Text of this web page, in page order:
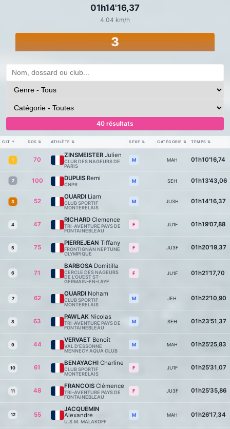
01h14'16,37
4.04 km/h
3
40 résultats
CLT ↑ DOS ⇅ ATHLÈTE ⇅ SEXE ⇅ CATÉGORIE ⇅ TEMPS ⇅
1 70
ZINSMEISTER Julien
CLUB DES NAGEURS DE
PARIS
M MAH 01h10'16,74
2 100 DUPUIS Remi
CNPR
M SEH 01h13'43,06
3 52
OUARDI Liam
CLUB SPORTIF
MONTERELAIS
M JU3H 01h14'16,37
4 47
RICHARD Clemence
TRI-AVENTURE PAYS DE
FONTAINEBLEAU
F JU1F 01h19'07,88
5 75
PIERREJEAN Tiffany
FRONTIGNAN NEPTUNE
OLYMPIQUE
F JU3F 01h20'19,37
6 71
BARBOSA Domitilla
CERCLE DES NAGEURS
DE L'OUEST ST-
GERMAIN-EN-LAYE
F JU1F 01h21'17,70
7 62
OUARDI Noham
CLUB SPORTIF
MONTERELAIS
M JEH 01h22'10,90
8 63
PAWLAK Nicolas
TRI-AVENTURE PAYS DE
FONTAINEBLEAU
M SEH 01h23'51,37
9 44
VERVAET Benoît
VAL D'ESSONNE
MENNECY AQUA CLUB
M MAH 01h25'25,83
10 61
BENAYACHI Charline
CLUB SPORTIF
MONTERELAIS
F JU1F 01h25'31,07
11 48
FRANCOIS Clémence
TRI-AVENTURE PAYS DE
FONTAINEBLEAU
F JU3F 01h25'35,86
12 55
JACQUEMIN
Alexandre
U.S.M. MALAKOFF
M MAH 01h26'17,34